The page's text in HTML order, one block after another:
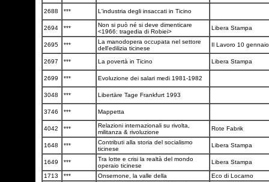
2688 *** L'industria degli insaccati in Ticino
2694 ***
Non si può né si deve dimenticare
<1966: tragedia di Robiei>
Libera Stampa
2695 ***
La manodopera occupata nel settore
dell'edilizia ticinese
Il Lavoro 10
2697 *** La povertà in Ticino Libera Stampa
2699 *** Evoluzione dei salari medi 1981-1982
3048 *** Libertäre Tage Frankfurt 1993
3746 *** Mappetta
4042 ***
Relazioni internazionali su rivolta,
militanza & rivoluzione
Rote Fabrik
1648 ***
Contributi alla storia del socialismo
ticinese
Libera Stampa
1649 ***
Tra lotte e crisi la realtà del mondo
operaio ticinese
Libera Stampa
1713 *** Onsernone, la valle della
Eco di Locarno